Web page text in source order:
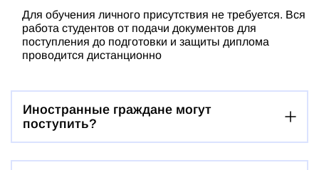
Для обучения личного присутствия не требуется. Вся
работа студентов от подачи документов для
поступления до подготовки и защиты диплома
проводится дистанционно
Иностранные граждане могут
поступить?